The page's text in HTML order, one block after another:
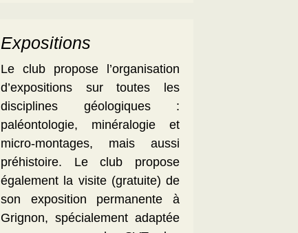
Expositions
Le club propose l’organisation
d’expositions sur toutes les
disciplines géologiques :
paléontologie, minéralogie et
micro-montages, mais aussi
préhistoire. Le club propose
également la visite (gratuite) de
son exposition permanente à
Grignon, spécialement adaptée